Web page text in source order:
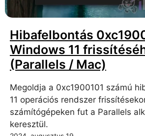
Hibafelbontás
Windows 11
(Parallels / Mac)
Megoldja a 0xc1900101 számú
11 operációs rendszer
számítógépeken fut a Parallels
keresztül.